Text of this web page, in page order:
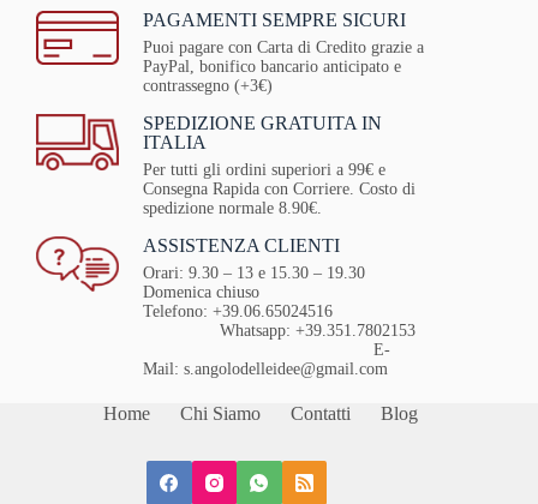
PAGAMENTI SEMPRE SICURI
Puoi pagare con Carta di Credito grazie a
PayPal, bonifico bancario anticipato e
contrassegno (+3€)
SPEDIZIONE GRATUITA IN
ITALIA
Per tutti gli ordini superiori a 99€ e
Consegna Rapida con Corriere. Costo di
spedizione normale 8.90€.
ASSISTENZA CLIENTI
Orari: 9.30 – 13 e 15.30 – 19.30
Domenica chiuso
Telefono: +39.06.65024516
Whatsapp: +39.351.7802153
E-
Mail: s.angolodelleidee@gmail.com
Home Chi Siamo Contatti Blog